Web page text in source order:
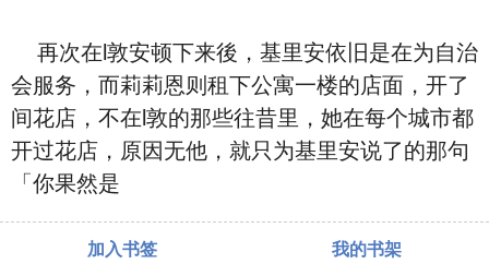
再次在l敦安顿下来後，基里安依旧是在为自治
会服务，而莉莉恩则租下公寓一楼的店面，开了
间花店，不在l敦的那些往昔里，她在每个城市都
开过花店，原因无他，就只为基里安说了的那句
「你果然是
加入书签 我的书架